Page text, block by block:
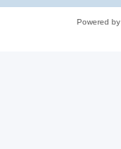
Powered by